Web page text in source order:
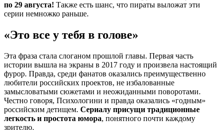
по 29 августа! Также есть шанс, что пираты выложат эти
серии немножко раньше.
«Это все у тебя в голове»
Эта фраза стала слоганом прошлой главы. Первая часть
истории вышла на экраны в 2017 году и произвела настоящий
фурор. Правда, среди фанатов оказались преимущественно
любители российских проектов, не избалованные
замысловатыми сюжетами и неожиданными поворотами.
Честно говоря, Психологини и правда оказались «годным»
российским детищем. Сериалу присущи традиционные
легкость и простота юмора, понятного почти каждому
зрителю.